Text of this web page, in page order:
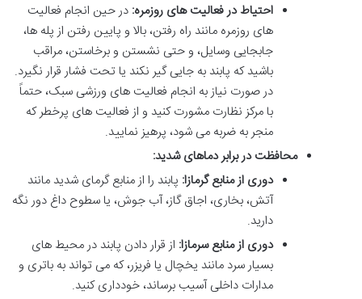
احتیاط در فعالیت های روزمره: در حین انجام فعالیت
های روزمره مانند راه رفتن، بالا و پایین رفتن از پله ها،
جابجایی وسایل، و حتی نشستن و برخاستن، مراقب
باشید که پابند به جایی گیر نکند یا تحت فشار قرار نگیرد.
در صورت نیاز به انجام فعالیت های ورزشی سبک، حتماً
با مرکز نظارت مشورت کنید و از فعالیت های پرخطر که
منجر به ضربه می شود، پرهیز نمایید.
محافظت در برابر دماهای شدید:
دوری از منابع گرمازا: پابند را از منابع گرمای شدید مانند
آتش، بخاری، اجاق گاز، آب جوش، یا سطوح داغ دور نگه
دارید.
دوری از منابع سرمازا: از قرار دادن پابند در محیط های
بسیار سرد مانند یخچال یا فریزر، که می تواند به باتری و
مدارات داخلی آسیب برساند، خودداری کنید.